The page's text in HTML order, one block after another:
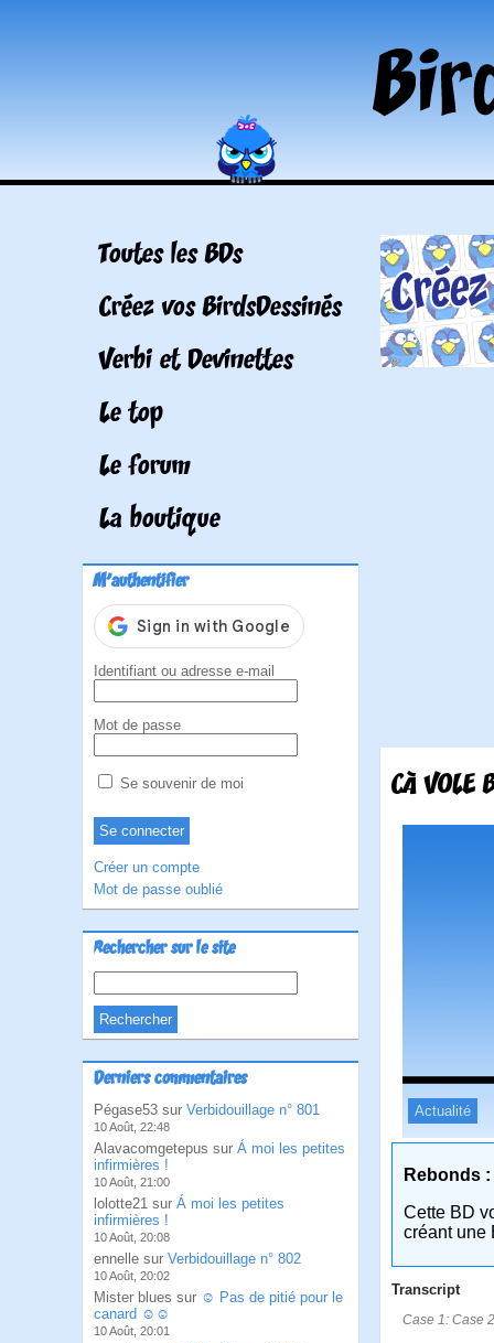
Toutes les BDs
Créez vos BirdsDessinés
Verbi et Devinettes
Le top
Le forum
La boutique
M'authentifier
Identifiant ou adresse e-mail
Mot de passe
Se souvenir de moi
Créer un compte
Mot de passe oublié
Rechercher sur le site
Derniers commentaires
Pégase53 sur Verbidouillage n° 801
10 Août, 22:48
Alavacomgetepus sur Á moi les petites
infirmières !
10 Août, 21:00
lolotte21 sur Á moi les petites
infirmières !
10 Août, 20:08
ennelle sur Verbidouillage n° 802
10 Août, 20:02
Mister blues sur ☺ Pas de pitié pour le
canard ☺☺
10 Août, 20:01
CÀ VOLE
Actualité
Rebonds :
Cette BD
créant une
Transcript
Case 1: Case